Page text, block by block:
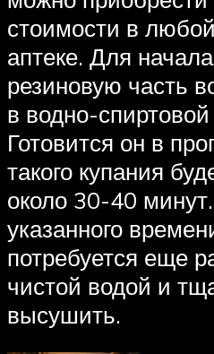
стоимости в
аптеке. Для
резиновую часть
в водно-спиртовой
Готовится он в
такого купания
около 30-40
указанного
потребуется еще
чистой водой и
высушить.